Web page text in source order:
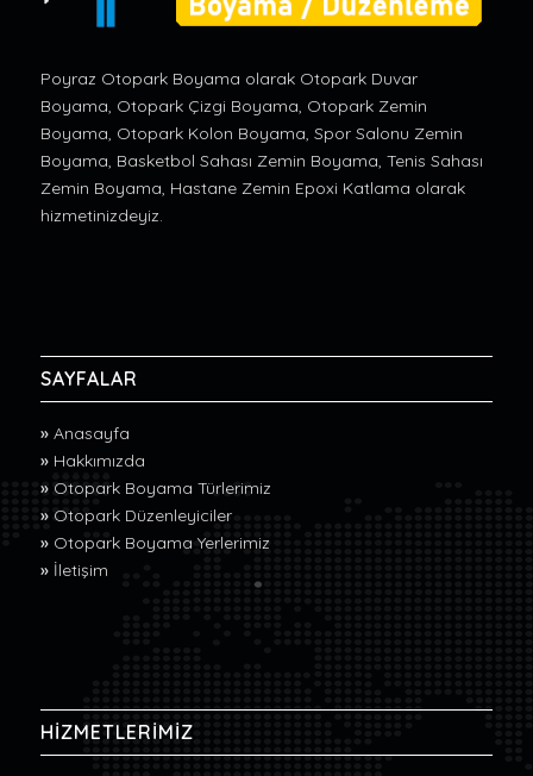
Poyraz Otopark Boyama olarak Otopark Duvar
Boyama, Otopark Çizgi Boyama, Otopark Zemin
Boyama, Otopark Kolon Boyama, Spor Salonu Zemin
Boyama, Basketbol Sahası Zemin Boyama, Tenis Sahası
Zemin Boyama, Hastane Zemin Epoxi Katlama olarak
hizmetinizdeyiz.
SAYFALAR
» Anasayfa
» Hakkımızda
» Otopark Boyama Türlerimiz
» Otopark Düzenleyiciler
» Otopark Boyama Yerlerimiz
» İletişim
HİZMETLERİMİZ